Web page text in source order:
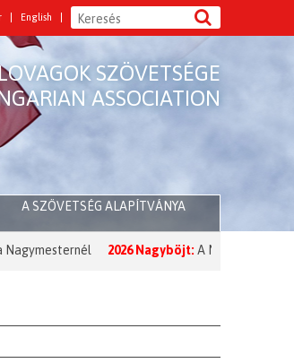
English
SZÖVETSÉGE
ASSOCIATION
A SZÖVETSÉG ALAPÍTVÁNYA
2026 Nagyböjt: A Nagymester üzenete a